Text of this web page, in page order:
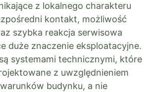
z lokalnego charakteru
kontakt, możliwość
szybka reakcja serwisowa
duże znaczenie eksploatacyjne.
systemami technicznymi, które
z uwzględnieniem
budynku, a nie